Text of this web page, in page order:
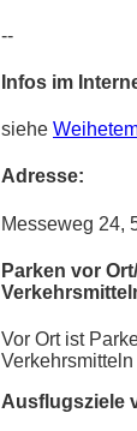
--
Infos im
siehe
Adresse:
Messeweg 24,
Parken vor
Vor Ort ist
Ausflugsziele